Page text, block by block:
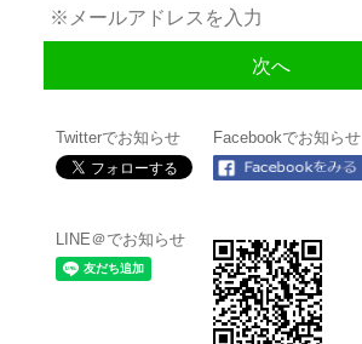
Twitterでお知らせ Facebookでお知らせ
LINE＠でお知らせ